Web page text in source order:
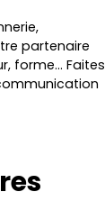
partenaire
forme… Faites